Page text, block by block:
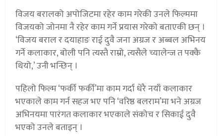
विजय बरालको अपोजिटमा रहेर काम गरेकी उनले फिल्ममा
विजयको जोनमा नै रहेर काम गर्ने प्रयास गरेको बताएकी छन् ।
‘विजय बराल र दयाहाङ राई दुवै जना अग्रज र अब्बल अभिनय
गर्ने कलाकार, बोली पनि त्यस्तै राम्रो, त्यसैले च्यालेन्ज त पक्कै
थियो,’ उनी भन्छिन् ।
पहिलो फिल्म ‘फर्की फर्की’मा काम गर्दा धेरै नयाँ कलाकार
भएकाले काम गर्न सहज भए पनि ‘वरिष्ठ बलराम’मा भने अग्रज
अभिनयमा पारंगत कलाकार भएकाले संकोच र सिकाई दुवै
भएको उनले बताइन् ।